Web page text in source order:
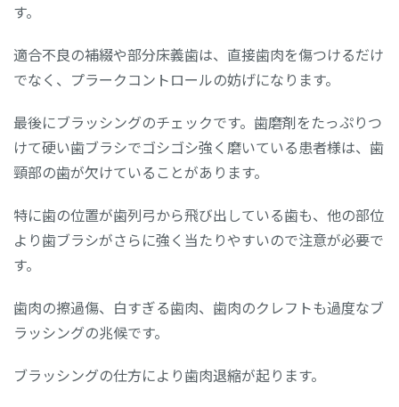
す。
適合不良の補綴や部分床義歯は、直接歯肉を傷つけるだけ
でなく、プラークコントロールの妨げになります。
最後にブラッシングのチェックです。歯磨剤をたっぷりつ
けて硬い歯ブラシでゴシゴシ強く磨いている患者様は、歯
頸部の歯が欠けていることがあります。
特に歯の位置が歯列弓から飛び出している歯も、他の部位
より歯ブラシがさらに強く当たりやすいので注意が必要で
す。
歯肉の擦過傷、白すぎる歯肉、歯肉のクレフトも過度なブ
ラッシングの兆候です。
ブラッシングの仕方により歯肉退縮が起ります。